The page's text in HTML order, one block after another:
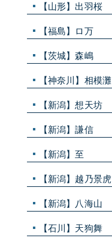
【山形】出羽桜
【福島】ロ万
【茨城】森嶋
【神奈川】相模灘
【新潟】想天坊
【新潟】謙信
【新潟】至
【新潟】越乃景虎
【新潟】八海山
【石川】天狗舞